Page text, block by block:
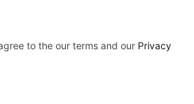
to the our terms and our Privacy